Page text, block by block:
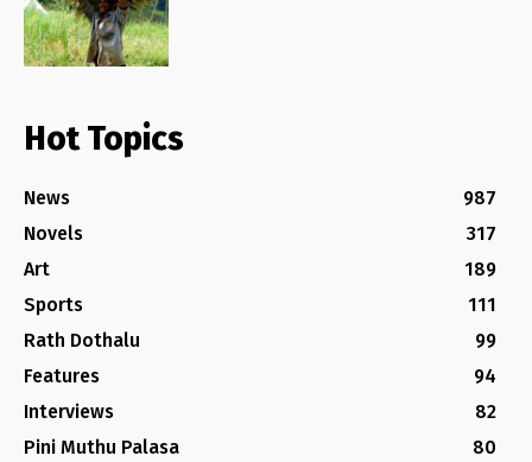
Hot Topics
News
987
Novels
317
Art
189
Sports
111
Rath Dothalu
99
Features
94
Interviews
82
Pini Muthu Palasa
80